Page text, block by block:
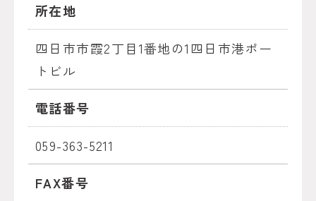
所在地
四日市市霞2丁目1番地の1四日市港ポー
トビル
電話番号
059-363-5211
FAX番号